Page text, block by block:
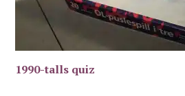
1990-talls quiz